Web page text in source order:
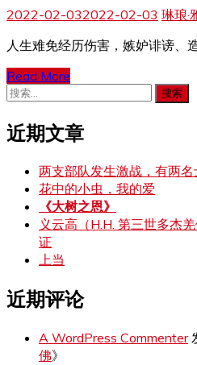
2022-02-032022-02-03 琳琅·
人生难免经历伤害，嫉妒诽谤、
Read More
搜
近期文章
两支部队发生激战，有两
花中的小虫，我的爱
《大树之恩》
义云高（H.H. 第三世多杰
证
上当
近期评论
A WordPress Commenter
佛》